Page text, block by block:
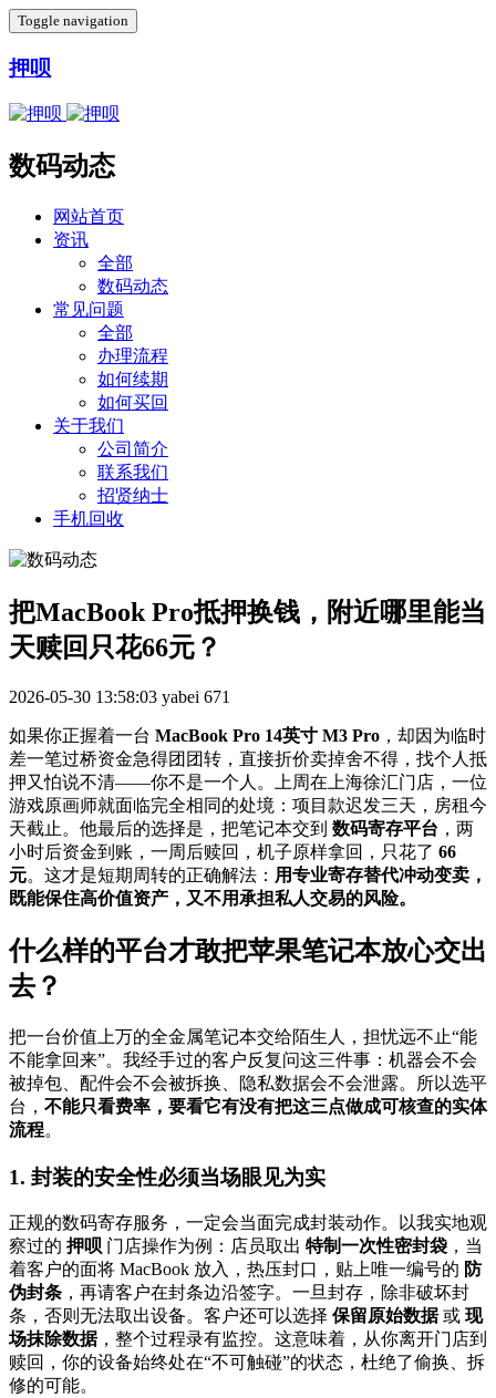
Toggle navigation
押呗
数码动态
网站首页
资讯
全部
数码动态
常见问题
全部
办理流程
如何续期
如何买回
关于我们
公司简介
联系我们
招贤纳士
手机回收
把MacBook Pro抵押换钱，附近哪里能当
天赎回只花66元？
2026-05-30 13:58:03 yabei 671
如果你正握着一台 MacBook Pro 14英寸 M3 Pro ，却因为临时
差一笔过桥资金急得团团转，直接折价卖掉舍不得，找个人抵
押又怕说不清——你不是一个人。上周在上海徐汇门店，一位
游戏原画师就面临完全相同的处境：项目款迟发三天，房租今
天截止。他最后的选择是，把笔记本交到 数码寄存平台 ，两
小时后资金到账，一周后赎回，机子原样拿回，只花了 66
元。这才是短期周转的正确解法： 用专业寄存替代冲动变卖，
既能保住高价值资产，又不用承担私人交易的风险。
什么样的平台才敢把苹果笔记本放心交出
去？
把一台价值上万的全金属笔记本交给陌生人，担忧远不止“能
不能拿回来”。我经手过的客户反复问这三件事：机器会不会
被掉包、配件会不会被拆换、隐私数据会不会泄露。所以选平
台， 不能只看费率，要看它有没有把这三点做成可核查的实体
流程。
1. 封装的安全性必须当场眼见为实
正规的数码寄存服务，一定会当面完成封装动作。以我实地观
察过的 押呗 门店操作为例：店员取出 特制一次性密封袋 ，当
着客户的面将 MacBook 放入，热压封口，贴上唯一编号的 防
伪封条 ，再请客户在封条边沿签字。一旦封存，除非破坏封
条，否则无法取出设备。客户还可以选择 保留原始数据或 现
场抹除数据，整个过程录有监控。这意味着，从你离开门店到
赎回，你的设备始终处在“不可触碰”的状态，杜绝了偷换、拆
修的可能。